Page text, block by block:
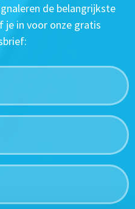
de belangrijkste
je in voor onze gratis